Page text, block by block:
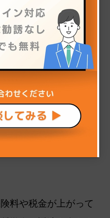
家計に貢献している
ってから返済が始ま
金を背負うことにな
料や税金が上がって